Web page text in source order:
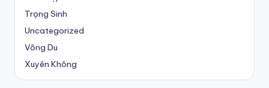
Trọng Sinh
Uncategorized
Võng Du
Xuyên Không